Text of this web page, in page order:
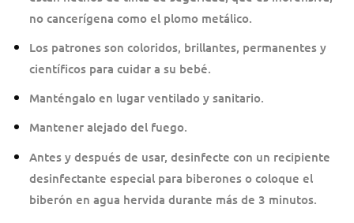
no cancerígena como el plomo metálico.
Los patrones son coloridos, brillantes, permanentes y
científicos para cuidar a su bebé.
Manténgalo en lugar ventilado y sanitario.
Mantener alejado del fuego.
Antes y después de usar, desinfecte con un recipiente
desinfectante especial para biberones o coloque el
biberón en agua hervida durante más de 3 minutos.